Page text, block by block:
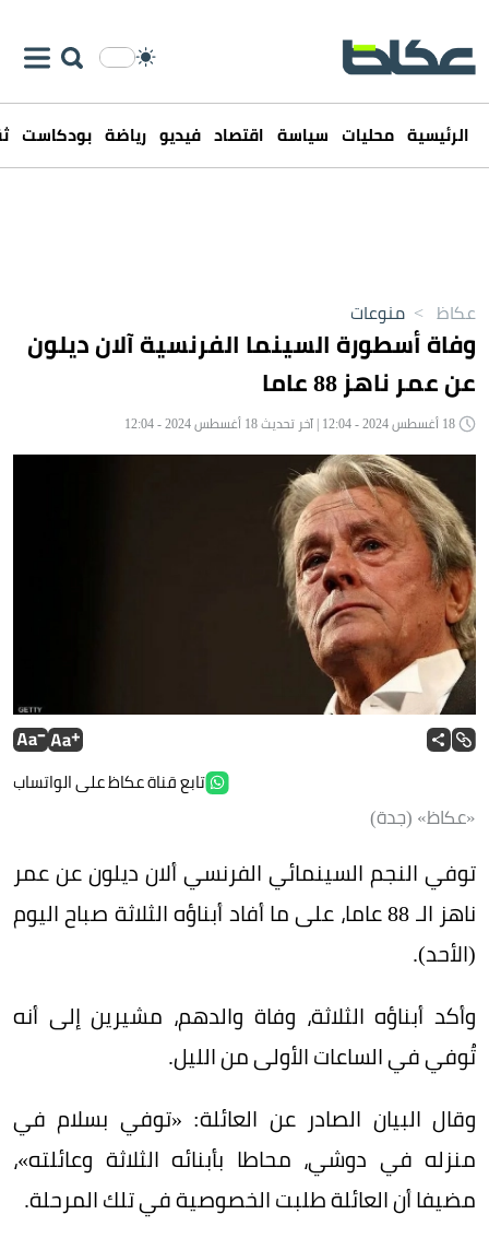
الرئيسية محليات سياسة اقتصاد فيديو رياضة بودكاست
عكاظ > منوعات
وفاة أسطورة السينما الفرنسية آلان ديلون
عن عمر ناهز 88 عاما
تابع قناة عكاظ على الواتساب
«عكاظ» (جدة)
توفي النجم السينمائي الفرنسي ألان ديلون عن عمر
ناهز الـ 88 عاما، على ما أفاد أبناؤه الثلاثة صباح اليوم
(الأحد).
وأكد أبناؤه الثلاثة، وفاة والدهم، مشيرين إلى أنه
تُوفي في الساعات الأولى من الليل.
وقال البيان الصادر عن العائلة: «توفي بسلام في
منزله في دوشي، محاطا بأبنائه الثلاثة وعائلته»،
مضيفا أن العائلة طلبت الخصوصية في تلك المرحلة.